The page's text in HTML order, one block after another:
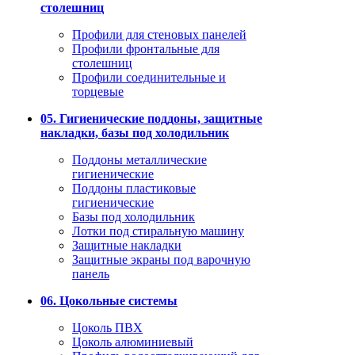
столешниц
Профили для стеновых панелей
Профили фронтальные для
столешниц
Профили соединительные и
торцевые
05. Гигиенические поддоны, защитные
накладки, базы под холодильник
Поддоны металлические
гигиенические
Поддоны пластиковые
гигиенические
Базы под холодильник
Лотки под стиральную машину
Защитные накладки
Защитные экраны под варочную
панель
06. Цокольные системы
Цоколь ПВХ
Цоколь алюминиевый